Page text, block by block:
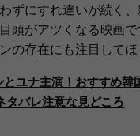
ずにすれ違いが続く
頭がアツくなる映画
の存在にも注目してほ
とユナ主演！おすすめ韓
タバレ注意な見どころ